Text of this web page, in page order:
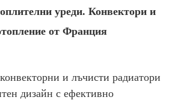
уреди. Конвектори и
от Франция
и лъчисти радиатори
дизайн с ефективно